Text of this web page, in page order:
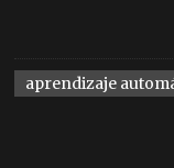
aprendizaje